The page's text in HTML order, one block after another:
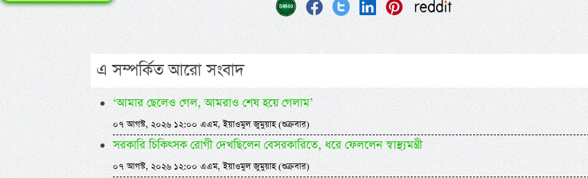
এ সম্পর্কিত আরো সংবাদ
‘আমার ছেলেও গেল, আমরাও শেষ হয়ে গেলাম’
০৭ আগস্ট, ২০২৬ ১২:০০ এএম, ইয়াওমুল জুমুয়াহ (শুক্রবার)
সরকারি চিকিৎসক রোগী দেখছিলেন বেসরকারিতে, ধরে ফেললেন স্বাস্থ্যমন্ত্রী
০৭ আগস্ট, ২০২৬ ১২:০০ এএম, ইয়াওমুল জুমুয়াহ (শুক্রবার)